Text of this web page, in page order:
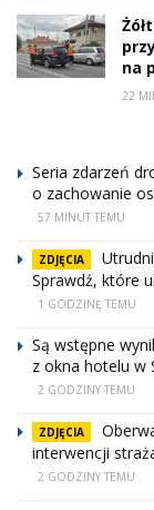
na
22
Seria zdarzeń
o zachowanie
57 MINUT TEMU
ZDJĘCIA
Sprawdź, które
1 GODZINĘ TEMU
Są wstępne
z okna hotelu w
2 GODZINY TEMU
ZDJĘCIA
interwencji
2 GODZINY TEMU